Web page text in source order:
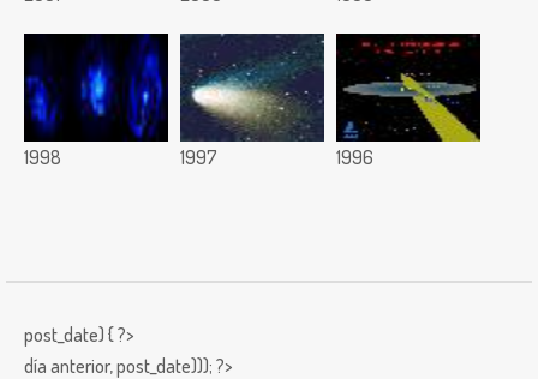
1998 1997 1996
post_date) { ?>
día anterior,post_date))); ?>